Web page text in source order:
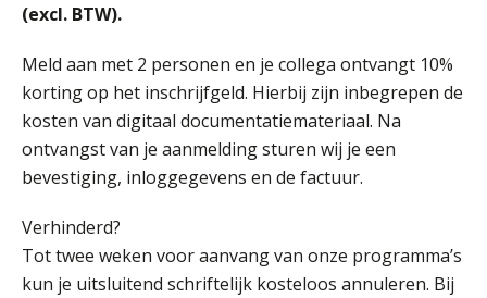
(excl. BTW).
Meld aan met 2 personen en je collega ontvangt 10%
korting op het inschrijfgeld. Hierbij zijn inbegrepen de
kosten van digitaal documentatiemateriaal. Na
ontvangst van je aanmelding sturen wij je een
bevestiging, inloggegevens en de factuur.
Verhinderd?
Tot twee weken voor aanvang van onze programma’s
kun je uitsluitend schriftelijk kosteloos annuleren. Bij